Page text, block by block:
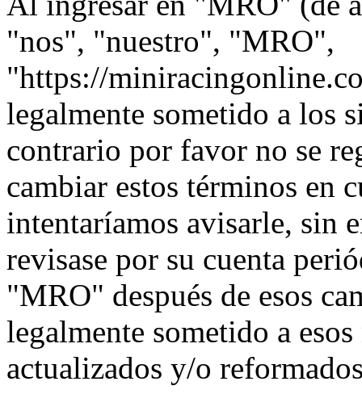
"nos", "nuestro", "MRO",
"https://
legalmente sometido a los
contrario por favor no se
cambiar estos términos en
intentaríamos avisarle, sin
revisase por su cuenta
"MRO" después de esos
legalmente sometido a
actualizados y/o